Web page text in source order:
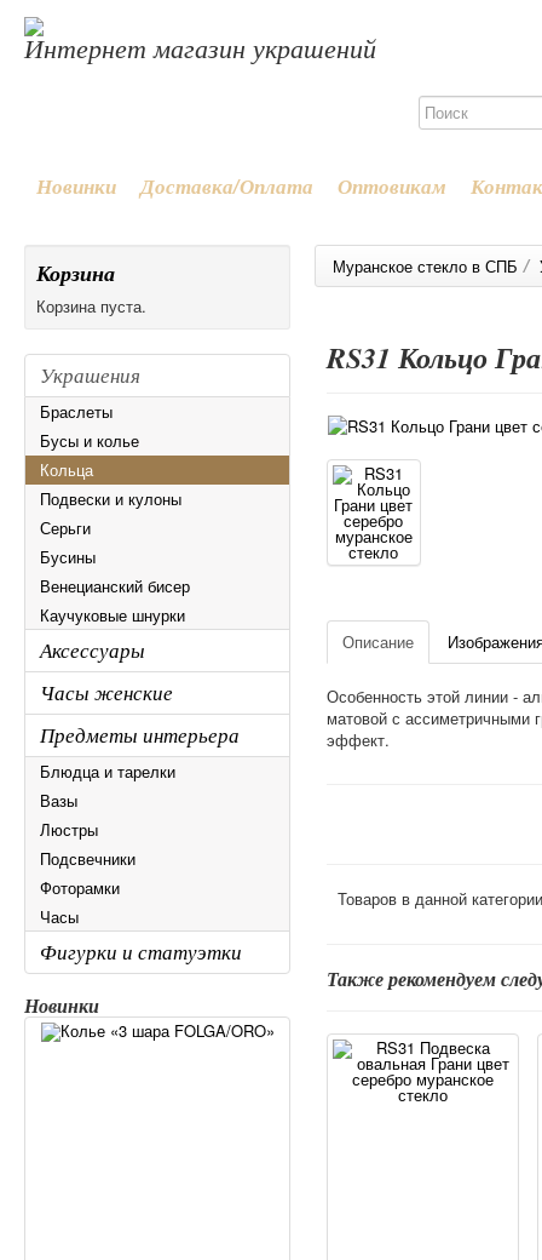
Интернет магазин украшений
Новинки Доставка/Оплата Оптовикам
Корзина
Корзина пуста.
Украшения
Браслеты
Бусы и колье
Кольца
Подвески и кулоны
Серьги
Бусины
Венецианский бисер
Каучуковые шнурки
Аксессуары
Часы женские
Предметы интерьера
Блюдца и тарелки
Вазы
Люстры
Подсвечники
Фоторамки
Часы
Фигурки и статуэтки
Новинки
Муранское стекло в СПБ /
RS31 Кольцо
Описание
Особенность этой линии -
матовой с ассиметричными
эффект.
Товаров в данной
Также рекомендуем